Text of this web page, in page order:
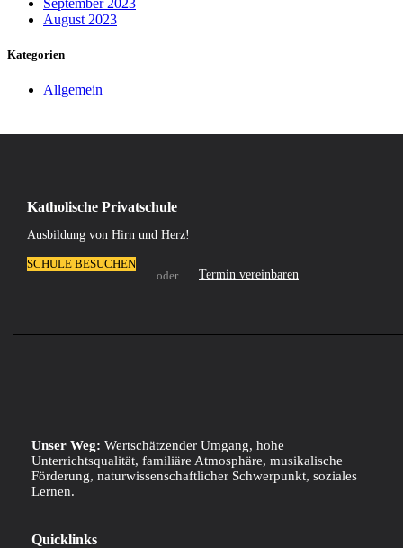
September 2023
August 2023
Kategorien
Allgemein
Katholische Privatschule
Ausbildung von Hirn und Herz!
SCHULE BESUCHEN
oder
Termin vereinbaren
Unser Weg: Wertschätzender Umgang, hohe
Unterrichtsqualität, familiäre Atmosphäre, musikalische
Förderung, naturwissenschaftlicher Schwerpunkt, soziales
Lernen.
Quicklinks